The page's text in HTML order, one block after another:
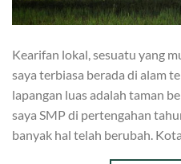
Kearifan lokal, sesuatu yang
saya terbiasa berada di alam
lapangan luas adalah taman
saya SMP di pertengahan
banyak hal telah berubah.